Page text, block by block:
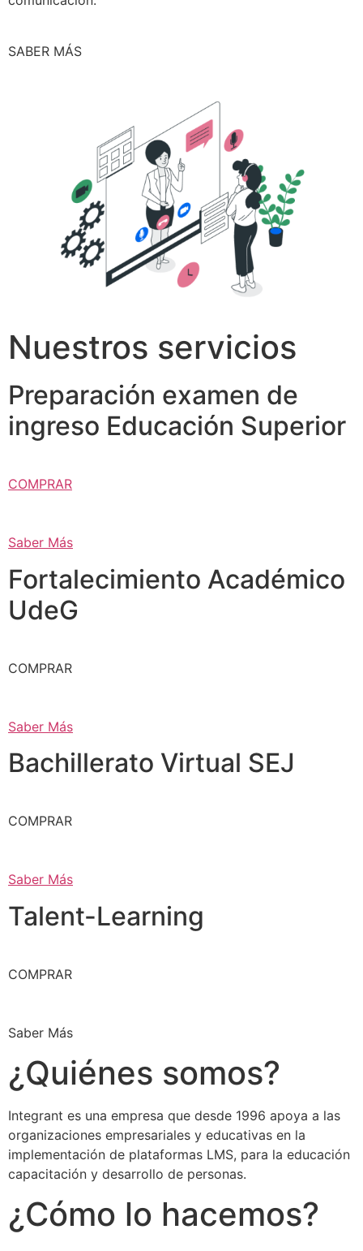
SABER MÁS
Nuestros servicios
Preparación examen de
ingreso Educación Superior
COMPRAR
Saber Más
Fortalecimiento Académico
UdeG
COMPRAR
Saber Más
Bachillerato Virtual SEJ
COMPRAR
Saber Más
Talent-Learning
COMPRAR
Saber Más
¿Quiénes somos?
Integrant es una empresa que desde 1996 apoya a las
organizaciones empresariales y educativas en la
implementación de plataformas LMS, para la educación
capacitación y desarrollo de personas.
¿Cómo lo hacemos?